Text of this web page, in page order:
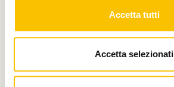
Accetta tutti
Accetta selezionati
Con il patrocinio di